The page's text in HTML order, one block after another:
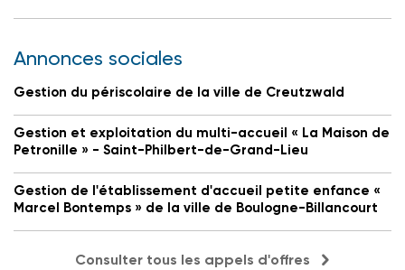
Annonces sociales
Gestion du périscolaire de la ville de Creutzwald
Gestion et exploitation du multi-accueil « La Maison de
Petronille » - Saint-Philbert-de-Grand-Lieu
Gestion de l'établissement d'accueil petite enfance «
Marcel Bontemps » de la ville de Boulogne-Billancourt
Consulter tous les appels d'offres